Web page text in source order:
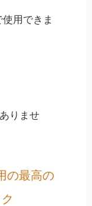
用できま
りませ
の最高の